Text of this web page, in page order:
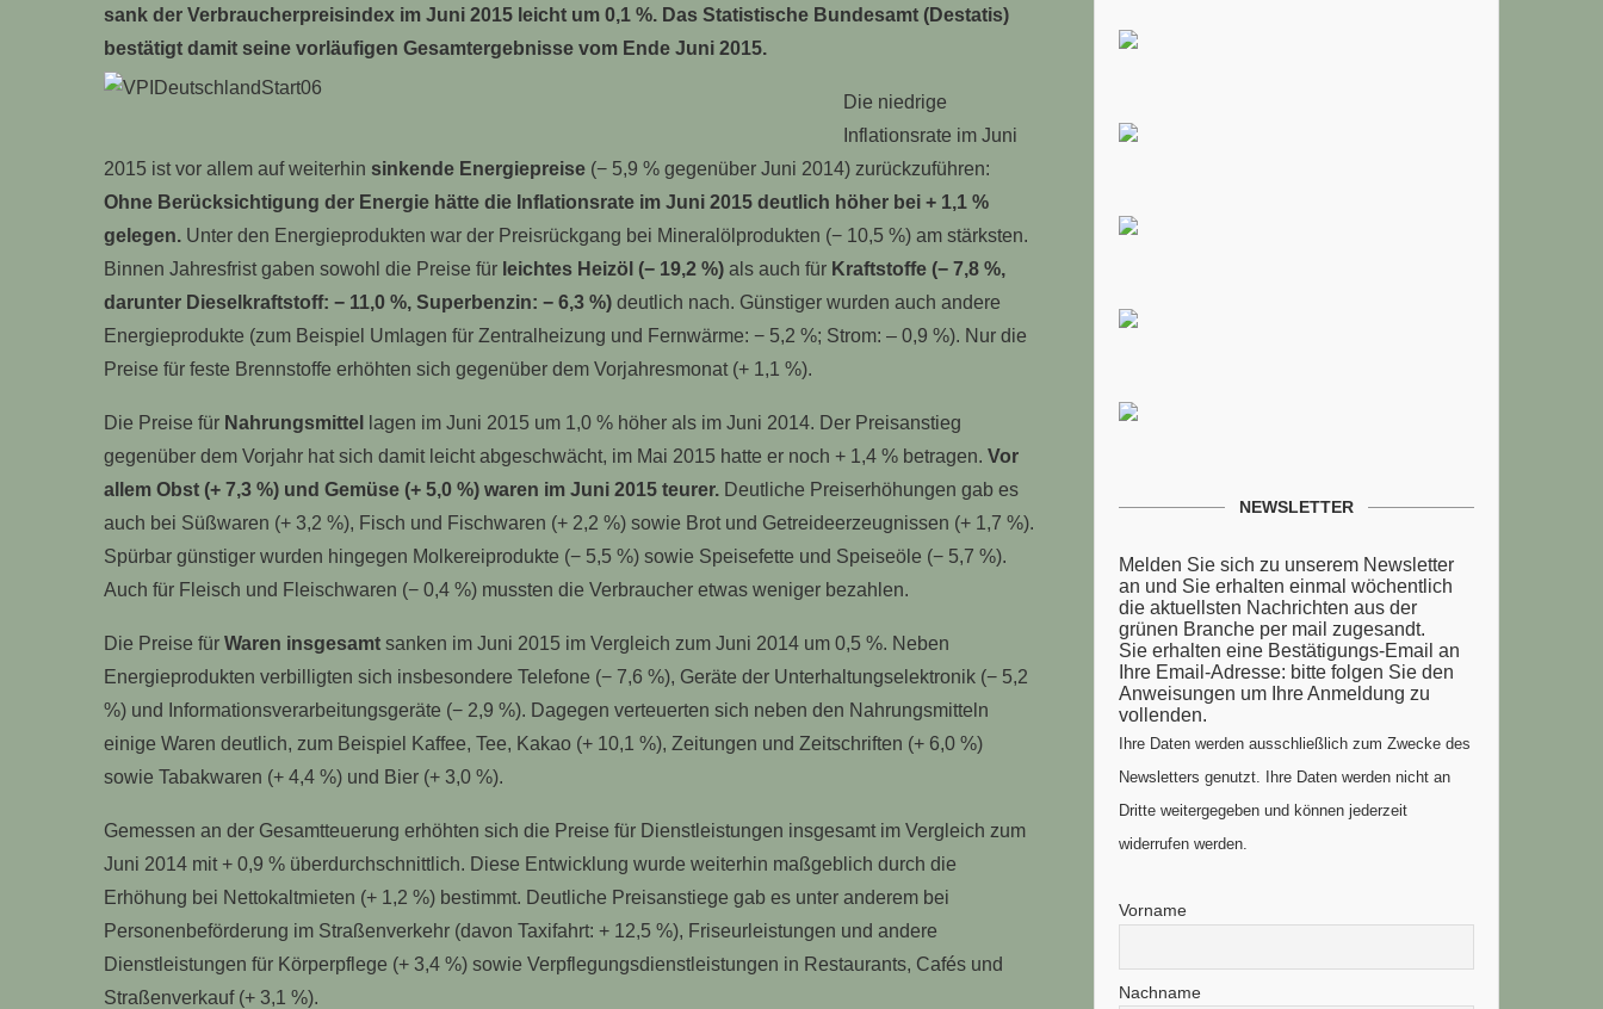
sank der Verbraucherpreisindex im Juni 2015 leicht um 0,1 %. Das Statistische Bundesamt (Destatis)
bestätigt damit seine vorläufigen Gesamtergebnisse vom Ende Juni 2015.
Die niedrige
Inflationsrate im Juni
2015 ist vor allem auf weiterhin sinkende Energiepreise (− 5,9 % gegenüber Juni 2014) zurückzuführen:
Ohne Berücksichtigung der Energie hätte die Inflationsrate im Juni 2015 deutlich höher bei + 1,1 %
gelegen. Unter den Energieprodukten war der Preisrückgang bei Mineralölprodukten (− 10,5 %) am stärksten.
Binnen Jahresfrist gaben sowohl die Preise für leichtes Heizöl (− 19,2 %) als auch für Kraftstoffe (− 7,8 %,
darunter Dieselkraftstoff: − 11,0 %, Superbenzin: − 6,3 %) deutlich nach. Günstiger wurden auch andere
Energieprodukte (zum Beispiel Umlagen für Zentralheizung und Fernwärme: − 5,2 %; Strom: – 0,9 %). Nur die
Preise für feste Brennstoffe erhöhten sich gegenüber dem Vorjahresmonat (+ 1,1 %).
Die Preise für Nahrungsmittel
lagen im Juni 2015 um 1,0 % höher als im Juni 2014. Der Preisanstieg
gegenüber dem Vorjahr hat sich damit leicht abgeschwächt, im Mai 2015 hatte er noch + 1,4 % betragen. Vor
allem Obst (+ 7,3 %) und Gemüse (+ 5,0 %) waren im Juni 2015 teurer. Deutliche Preiserhöhungen gab es
auch bei Süßwaren (+ 3,2 %), Fisch und Fischwaren (+ 2,2 %) sowie Brot und Getreideerzeugnissen (+ 1,7 %).
Spürbar günstiger wurden hingegen Molkereiprodukte (− 5,5 %) sowie Speisefette und Speiseöle (− 5,7 %).
Auch für Fleisch und Fleischwaren (− 0,4 %) mussten die Verbraucher etwas weniger bezahlen.
Die Preise für Waren insgesamt sanken im Juni 2015 im Vergleich zum Juni 2014 um 0,5 %. Neben
Energieprodukten verbilligten sich insbesondere Telefone (− 7,6 %), Geräte der Unterhaltungselektronik (− 5,2
%) und Informationsverarbeitungsgeräte (− 2,9 %). Dagegen verteuerten sich neben den Nahrungsmitteln
einige Waren deutlich, zum Beispiel Kaffee, Tee, Kakao (+ 10,1 %), Zeitungen und Zeitschriften (+ 6,0 %)
sowie Tabakwaren (+ 4,4 %) und Bier (+ 3,0 %).
Gemessen an der Gesamtteuerung erhöhten sich die Preise für Dienstleistungen insgesamt im Vergleich zum
Juni 2014 mit + 0,9 % überdurchschnittlich. Diese Entwicklung wurde weiterhin maßgeblich durch die
Erhöhung bei Nettokaltmieten (+ 1,2 %) bestimmt. Deutliche Preisanstiege gab es unter anderem bei
Personenbeförderung im Straßenverkehr (davon Taxifahrt: + 12,5 %), Friseurleistungen und andere
Dienstleistungen für Körperpflege (+ 3,4 %) sowie Verpflegungsdienstleistungen in Restaurants, Cafés und
Straßenverkauf (+ 3,1 %).
NEWSLETTER
Melden Sie sich zu unserem Newsletter
an und Sie erhalten einmal wöchentlich
die aktuellsten Nachrichten aus der
grünen Branche per mail zugesandt.
Sie erhalten eine Bestätigungs-Email an
Ihre Email-Adresse: bitte folgen Sie den
Anweisungen um Ihre Anmeldung zu
vollenden.
Ihre Daten werden ausschließlich zum Zwecke des
Newsletters genutzt. Ihre Daten werden nicht an
Dritte weitergegeben und können jederzeit
widerrufen werden.
Vorname
Nachname